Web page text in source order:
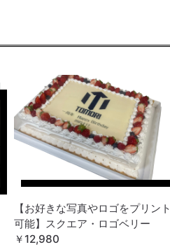
【お好きな写真やロゴをプリント
可能】スクエア・ロゴベリー
￥12,980